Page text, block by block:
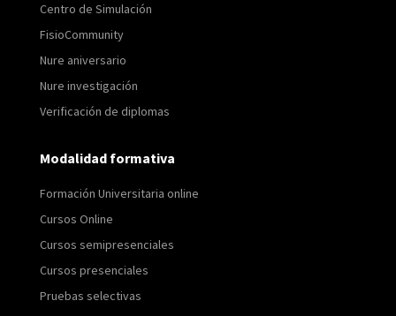
Centro de Simulación
FisioCommunity
Nure aniversario
Nure investigación
Verificación de diplomas
Modalidad formativa
Formación Universitaria online
Cursos Online
Cursos semipresenciales
Cursos presenciales
Pruebas selectivas